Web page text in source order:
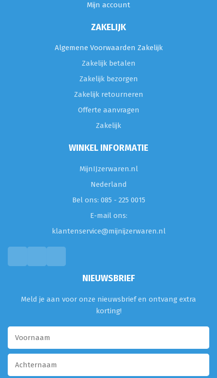
Mijn account
ZAKELIJK
Algemene Voorwaarden Zakelijk
Zakelijk betalen
Zakelijk bezorgen
Zakelijk retourneren
Offerte aanvragen
Zakelijk
WINKEL INFORMATIE
MijnIJzerwaren.nl
Nederland
Bel ons: 085 - 225 0015
E-mail ons:
klantenservice@mijnijzerwaren.nl
NIEUWSBRIEF
Meld je aan voor onze nieuwsbrief en ontvang extra
korting!